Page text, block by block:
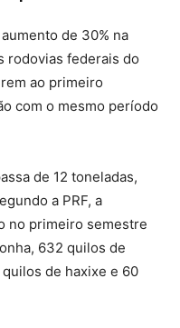
de 30% na
rodovias federais do
ao primeiro
com o mesmo período
de 12 toneladas,
a PRF, a
no primeiro semestre
632 quilos de
quilos de haxixe e 60